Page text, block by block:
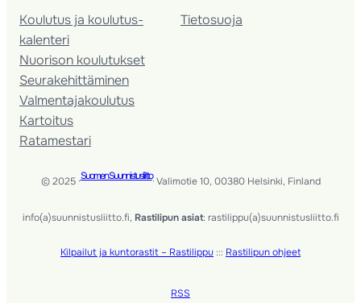
Koulutus ja koulutus­
kalenteri
Nuorison koulutukset
Seura­kehittäminen
Valmentaja­koulutus
Kartoitus
Ratamestari
Tietosuoja
© 2025 ·Suomen Suunnistusliitto· Valimotie 10, 00380 Helsinki, Finland
info(a)suunnistusliitto.fi, Rastilipun asiat: rastilippu(a)suunnistusliitto.fi
Kilpailut ja kuntorastit – Rastilippu ::: Rastilipun ohjeet
RSS